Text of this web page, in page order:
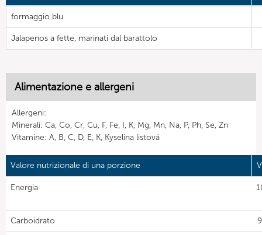
formaggio blu
Jalapenos a fette, marinati dal barattolo
Alimentazione e allergeni
Allergeni:
Minerali: Ca, Co, Cr, Cu, F, Fe, I, K, Mg, Mn, Na, P, Ph, Se, Zn
Vitamine: A, B, C, D, E, K, Kyselina listová
Valore nutrizionale di una porzione
Energia
Carboidrato